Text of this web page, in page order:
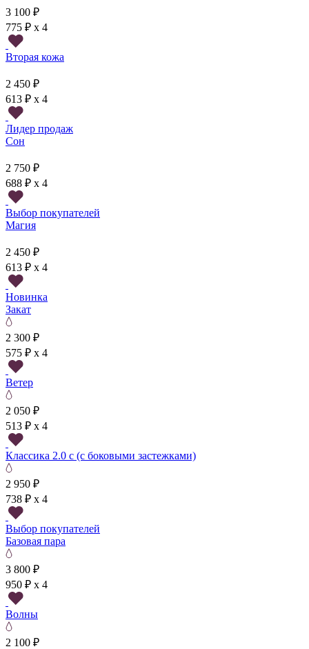
3 100 ₽
775 ₽ x 4
Вторая кожа
2 450 ₽
613 ₽ x 4
Лидер продаж
Сон
2 750 ₽
688 ₽ x 4
Выбор покупателей
Магия
2 450 ₽
613 ₽ x 4
Новинка
Закат
2 300 ₽
575 ₽ x 4
Ветер
2 050 ₽
513 ₽ x 4
Классика 2.0 с (с боковыми застежками)
2 950 ₽
738 ₽ x 4
Выбор покупателей
Базовая пара
3 800 ₽
950 ₽ x 4
Волны
2 100 ₽